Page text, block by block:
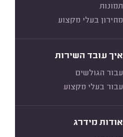
תמונות
מחירון בעלי מקצוע
איך עובד השירות
עבור הגולשים
עבור בעלי מקצוע
אודות מידרג